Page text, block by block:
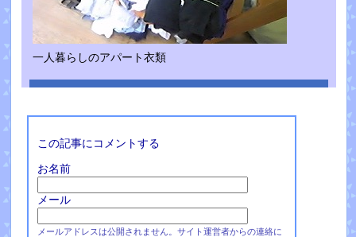
一人暮らしのアパート衣類
この記事にコメントする
お名前
メール
メールアドレスは公開されません。サイト運営者からの連絡に